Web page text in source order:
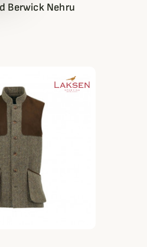
Berwick Nehru